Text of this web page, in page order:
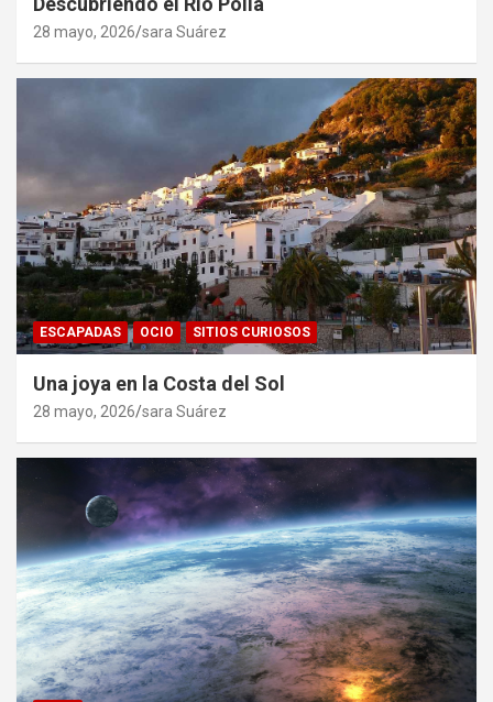
28 mayo, 2026 sara Suárez
ESCAPADAS OCIO SITIOS CURIOSOS
Una joya en la Costa del Sol
28 mayo, 2026 sara Suárez